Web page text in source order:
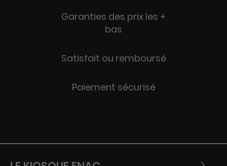
Garanties des prix les +
bas
Satisfait ou remboursé
Paiement sécurisé